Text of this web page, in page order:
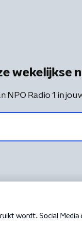
wekelijkse
NPO Radio 1 in